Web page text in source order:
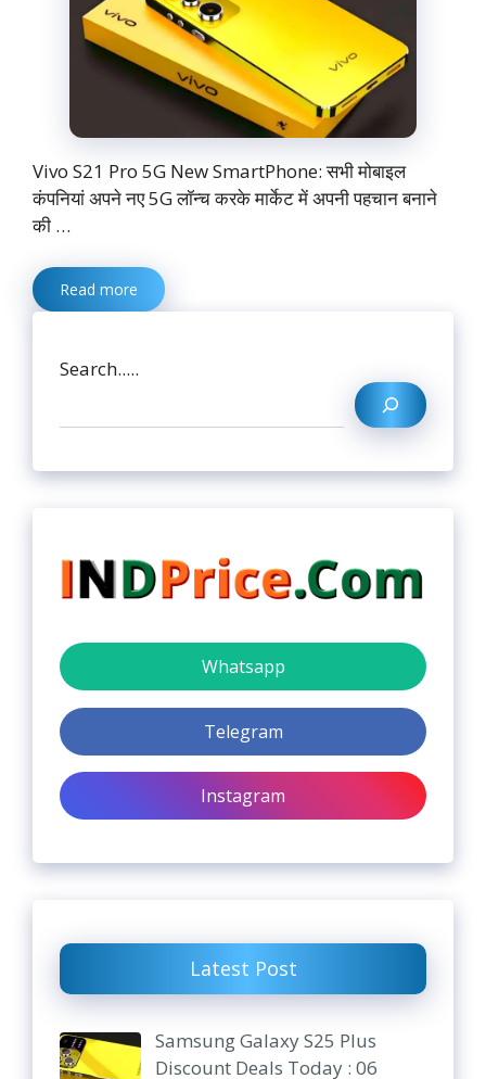
Vivo S21 Pro 5G New SmartPhone: सभी मोबाइल
कंपनियां अपने नए 5G लॉन्च करके मार्केट में अपनी पहचान बनाने
की …
Read more
Search.....
Whatsapp
Telegram
Instagram
Latest Post
Samsung Galaxy S25 Plus
Discount Deals Today : 06